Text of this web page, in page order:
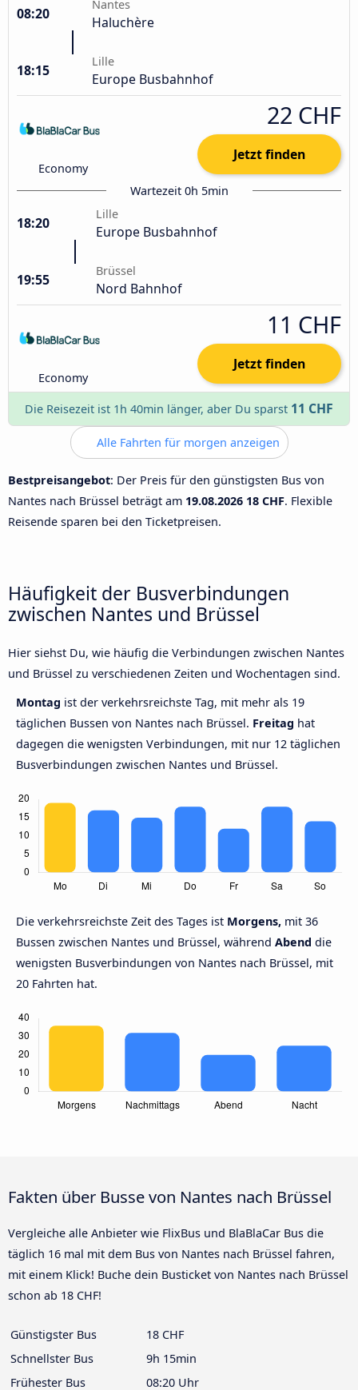
08:20
Nantes
Haluchère
18:15
Lille
Europe Busbahnhof
Economy
22 CHF
Jetzt finden
Wartezeit 0h 5min
18:20
Lille
Europe Busbahnhof
19:55
Brüssel
Nord Bahnhof
Economy
11 CHF
Jetzt finden
Die Reisezeit ist 1h 40min länger, aber Du sparst 11 CHF
Alle Fahrten für morgen anzeigen
Bestpreisangebot: Der Preis für den günstigsten Bus von
Nantes nach Brüssel beträgt am 19.08.2026 18 CHF. Flexible
Reisende sparen bei den Ticketpreisen.
Häufigkeit der Busverbindungen
zwischen Nantes und Brüssel
Hier siehst Du, wie häufig die Verbindungen zwischen Nantes
und Brüssel zu verschiedenen Zeiten und Wochentagen sind.
Montag ist der verkehrsreichste Tag, mit mehr als 19
täglichen Bussen von Nantes nach Brüssel. Freitag hat
dagegen die wenigsten Verbindungen, mit nur 12 täglichen
Busverbindungen zwischen Nantes und Brüssel.
Die verkehrsreichste Zeit des Tages ist Morgens, mit 36
Bussen zwischen Nantes und Brüssel, während Abend die
wenigsten Busverbindungen von Nantes nach Brüssel, mit
20 Fahrten hat.
Fakten über Busse von Nantes nach Brüssel
Vergleiche alle Anbieter wie FlixBus und BlaBlaCar Bus die
täglich 16 mal mit dem Bus von Nantes nach Brüssel fahren,
mit einem Klick! Buche dein Busticket von Nantes nach Brüssel
schon ab 18 CHF!
Günstigster Bus
18 CHF
Schnellster Bus
9h 15min
Frühester Bus
08:20 Uhr